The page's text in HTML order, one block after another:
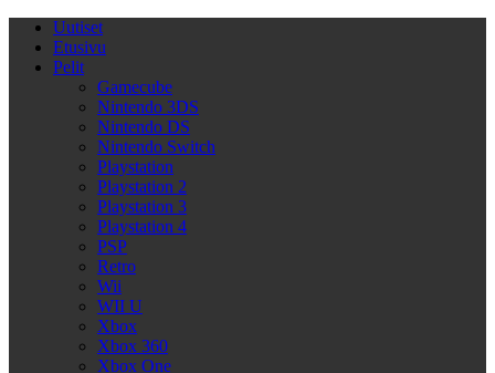
Uutiset
Etusivu
Pelit
Gamecube
Nintendo 3DS
Nintendo DS
Nintendo Switch
Playstation
Playstation 2
Playstation 3
Playstation 4
PSP
Retro
Wii
WII U
Xbox
Xbox 360
Xbox One